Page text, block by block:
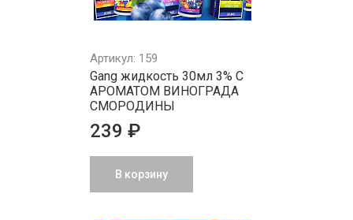
Артикул: 159
Gang жидкость 30мл 3% С
АРОМАТОМ ВИНОГРАДА
СМОРОДИНЫ
239 ₽
В корзину